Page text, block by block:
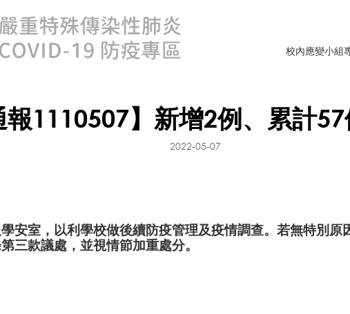
校內應變小組
報1110507】新增2例、累計
2022-05-07
安室，以利學校做後續防疫管理及疫情調查。若無特別
三款議處，並視情節加重處分。